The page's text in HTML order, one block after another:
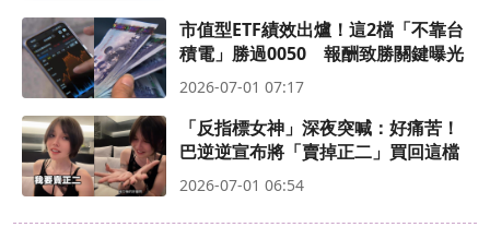
市值型ETF績效出爐！這2檔「不靠台
積電」勝過0050 報酬致勝關鍵曝光
2026-07-01 07:17
「反指標女神」深夜突喊：好痛苦！
巴逆逆宣布將「賣掉正二」買回這檔
2026-07-01 06:54